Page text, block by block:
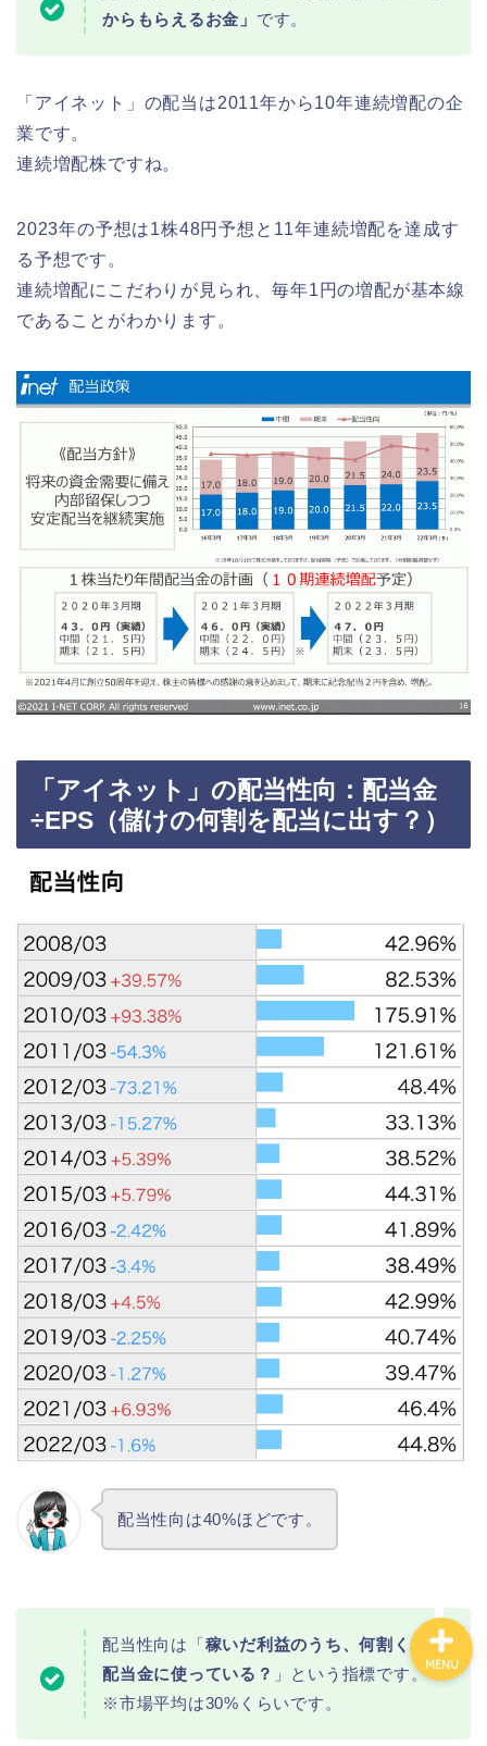
からもらえるお金」 です。
「アイネット」の配当は2011年から10年連続増配の企
業です。
連続増配株ですね。
2023年の予想は1株48円予想と11年連続増配を達成す
る予想です。
連続増配にこだわりが見られ、毎年1円の増配が基本線
であることがわかります。
「アイネット」の配当性向：配当金
÷EPS（儲けの何割を配当に出す？）
配当性向は40%ほどです。
配当性向は「稼いだ利益のうち、何割くらい
配当金に使っている？ 」という指標です。
※市場平均は30%くらいです。
MENU
カテゴリ別おすすめ株◯
選
株式投資・金融知識
おすすめ読書の要約
ビジネス・仕事